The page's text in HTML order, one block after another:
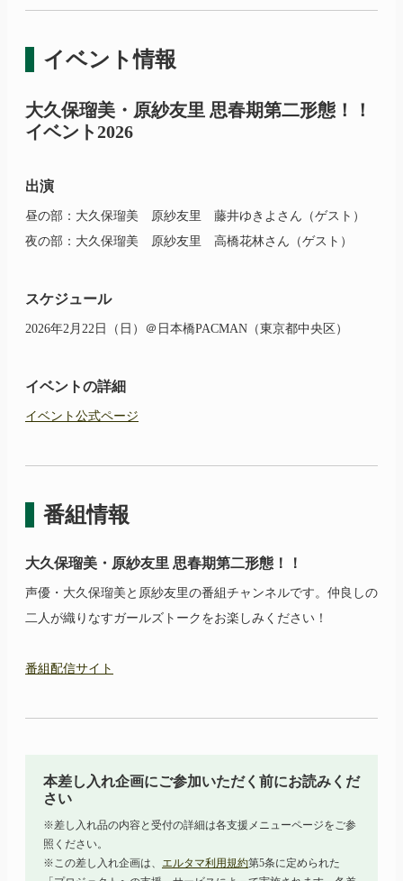
イベント情報
大久保瑠美 ・ 原紗友里 思春期第二形態！！
イベント2026
出演
昼の部：大久保瑠美 原紗友里 藤井ゆきよさん（ゲスト）
夜の部：大久保瑠美 原紗友里 高橋花林さん（ゲスト）
スケジュール
2026年2月22日（日）＠日本橋PACMAN（東京都中央区）
イベントの詳細
イベント公式ページ
番組情報
大久保瑠美・原紗友里 思春期第二形態！！
声優・大久保瑠美と原紗友里の番組チャンネルです。仲良しの
二人が織りなすガールズトークをお楽しみください！
番組配信サイト
本差し入れ企画にご参加いただく前にお読みくだ
さい
※差し入れ品の内容と受付の詳細は各支援メニューページをご参
照ください。
※この差し入れ企画は、 エルタマ利用規約第5条に定められた